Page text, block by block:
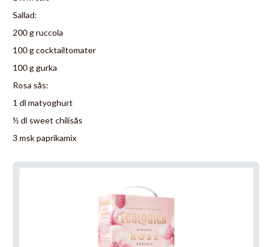
Sallad:
200 g ruccola
100 g cocktailtomater
100 g gurka
Rosa sås:
1 dl matyoghurt
½ dl sweet chilisås
3 msk paprikamix